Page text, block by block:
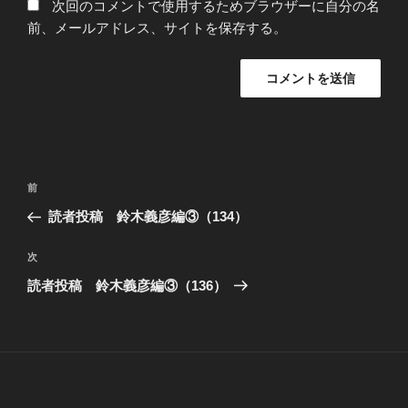
次回のコメントで使用するためブラウザーに自分の名
前、メールアドレス、サイトを保存する。
投
ナ
ビ
ゲ
過
去
投
稿
前
読者投稿 鈴木義彦編③（134）
次
の
次
読者投稿 鈴木義彦編③（136）